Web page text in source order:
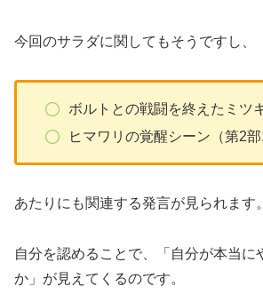
今回のサラダに関してもそうですし、
ボルトとの戦闘を終えたミツ
ヒマワリの覚醒シーン（第2部
あたりにも関連する発言が見られます
自分を認めることで、「自分が本当に
か」が見えてくるのです。